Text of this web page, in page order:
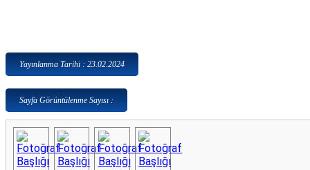
Yayınlanma Tarihi : 23.02.2024
Sayfa Görüntülenme Sayısı :